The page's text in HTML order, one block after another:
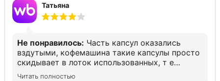
Татьяна
Не понравилось: Часть капсул оказались
вздутыми, кофемашина такие капсулы просто
скидывает в лоток использованных, т е
остаёшься без кофе. Печально(
Читать полностью